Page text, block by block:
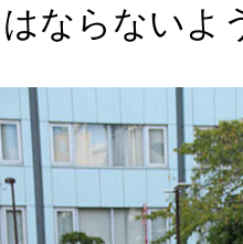
ならないよ